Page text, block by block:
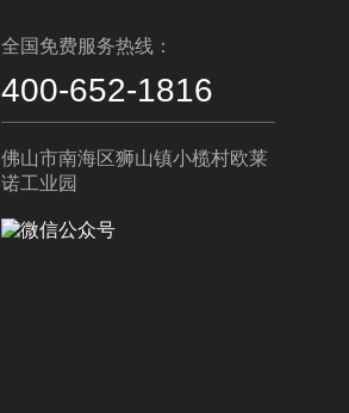
全国免费服务热线：
400-652-1816
佛山市南海区狮山镇小榄村欧莱
诺工业园